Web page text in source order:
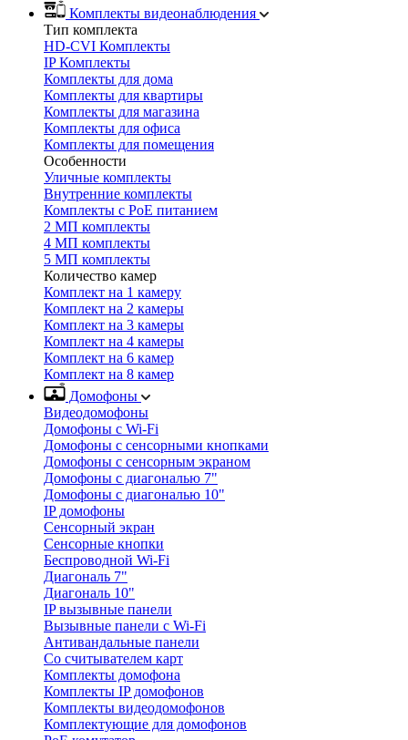
Комплекты видеонаблюдения
Тип комплекта
HD-CVI Комплекты
IP Комплекты
Комплекты для дома
Комплекты для квартиры
Комплекты для магазина
Комплекты для офиса
Комплекты для помещения
Особенности
Уличные комплекты
Внутренние комплекты
Комплекты с PoE питанием
2 МП комплекты
4 МП комплекты
5 МП комплекты
Количество камер
Комплект на 1 камеру
Комплект на 2 камеры
Комплект на 3 камеры
Комплект на 4 камеры
Комплект на 6 камер
Комплект на 8 камер
Домофоны
Видеодомофоны
Домофоны с Wi-Fi
Домофоны с сенсорными кнопками
Домофоны с сенсорным экраном
Домофоны с диагональю 7"
Домофоны с диагональю 10"
IP домофоны
Сенсорный экран
Сенсорные кнопки
Беспроводной Wi-Fi
Диагональ 7"
Диагональ 10"
IP вызывные панели
Вызывные панели с Wi-Fi
Антивандальные панели
Со считывателем карт
Комплекты домофона
Комплекты IP домофонов
Комплекты видеодомофонов
Комплектующие для домофонов